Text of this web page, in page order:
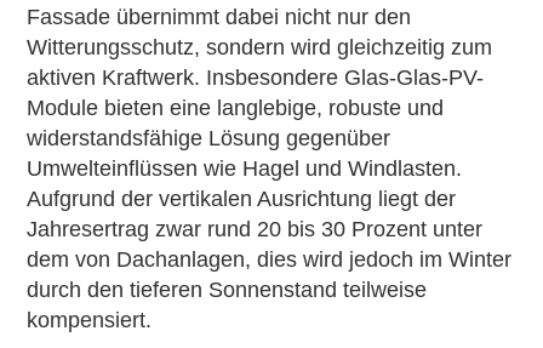
Fassade übernimmt dabei nicht nur den
Witterungsschutz, sondern wird gleichzeitig zum
aktiven Kraftwerk. Insbesondere Glas-Glas-PV-
Module bieten eine langlebige, robuste und
widerstandsfähige Lösung gegenüber
Umwelteinflüssen wie Hagel und Windlasten.
Aufgrund der vertikalen Ausrichtung liegt der
Jahresertrag zwar rund 20 bis 30 Prozent unter
dem von Dachanlagen, dies wird jedoch im Winter
durch den tieferen Sonnenstand teilweise
kompensiert.